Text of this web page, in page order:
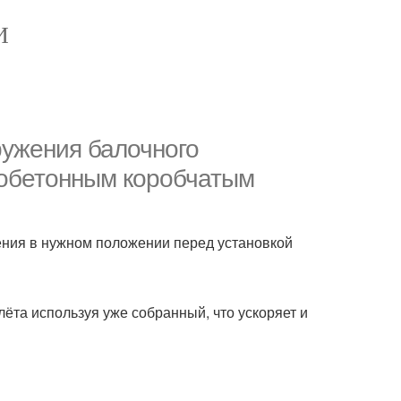
балочного
коробчатым
в нужном положении перед установкой
используя уже собранный, что ускоряет и